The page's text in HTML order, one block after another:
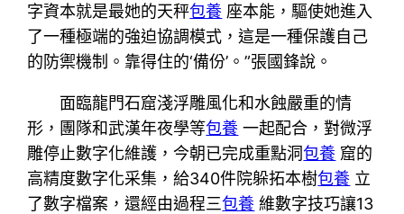
字資本就是最她的天秤包養 座本能，驅使她進入
了一種極端的強迫協調模式，這是一種保護自己
的防禦機制。靠得住的‘備份’。”張國鋒說。
面臨龍門石窟淺浮雕風化和水蝕嚴重的情
形，團隊和武漢年夜學等包養 一起配合，對微浮
雕停止數字化維護，今朝已完成重點洞包養 窟的
高精度數字化采集，給340件院躲拓本樹包養 立
了數字檔案，還經由過程三包養 維數字技巧讓13